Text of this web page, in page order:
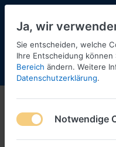
Menü Anmelden
1:72
1-7 von
Ja, wir
Sie entscheiden, welche
Ihre Entscheidung
Bereich ändern. Weitere
Datenschutzerklärung.
Notwendige